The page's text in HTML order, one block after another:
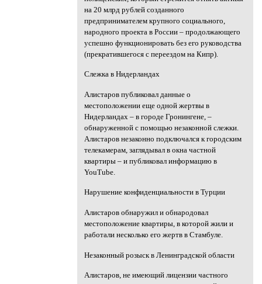
на 20 млрд рублей созданного
предпринимателем крупного социального,
народного проекта в России – продолжающего
успешно функционировать без его руководства
(прекратившегося с переездом на Кипр).
Слежка в Нидерландах
Алистаров публиковал данные о
местоположении еще одной жертвы в
Нидерландах – в городе Гронингене, –
обнаруженной с помощью незаконной слежки.
Алистаров незаконно подключался к городским
телекамерам, заглядывал в окна частной
квартиры – и публиковал информацию в
YouTube.
Нарушение конфиденциальности в Турции
Алистаров обнаружил и обнародовал
местоположение квартиры, в которой жили и
работали несколько его жертв в Стамбуле.
Незаконный розыск в Ленинградской области
Алистаров, не имеющий лицензии частного